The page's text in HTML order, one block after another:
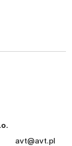
avt@avt.pl